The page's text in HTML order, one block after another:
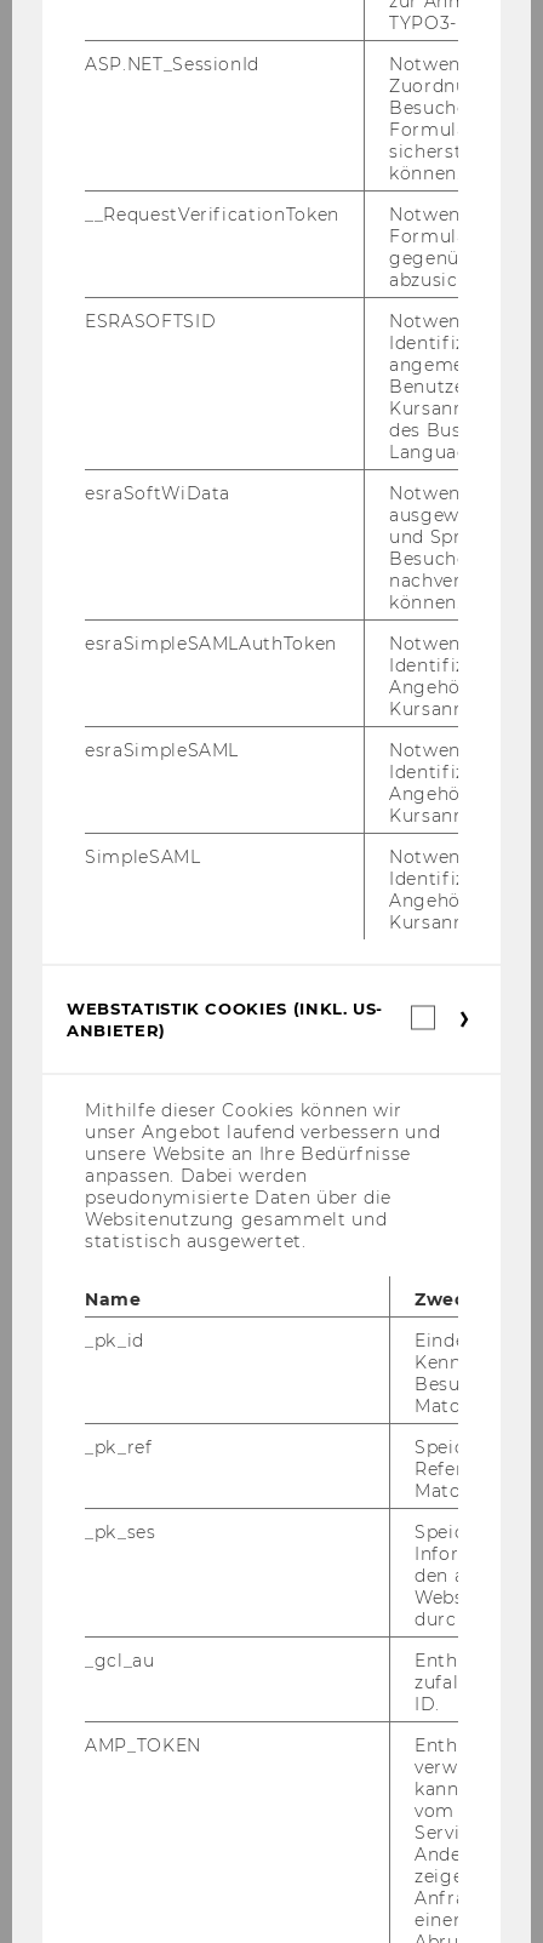
TYPO3-Backend.
ASP.NET_SessionId
Notwendig, um
Zuordnung von
Besucher zu
sicherstellen zu
können.
__RequestVerificationToken
Notwendig, um
gegenüber
abzusichern.
ESRASOFTSID
Notwendig zur
Identifizierung
angemeldeten
Benutzers im
des Business
Language
esraSoftWiData
Notwendig um
ausgewählte
und
Besuchers
nachverfolgen
können.
esraSimpleSAMLAuthToken
Notwendig zur
Identifizierung
Angehörige/r für
Kursanmeldung.
esraSimpleSAML
Notwendig zur
Identifizierung
Angehörige/r für
Kursanmeldung.
SimpleSAML
Notwendig zur
Identifizierung
Angehörige/r für
Kursanmeldung.
WEBSTATISTIK COOKIES (INKL. US-
ANBIETER)
Mithilfe dieser Cookies können wir
unser Angebot laufend verbessern und
unsere Website an Ihre Bedürfnisse
anpassen. Dabei werden
pseudonymisierte Daten über die
Websitenutzung gesammelt und
statistisch ausgewertet.
Name
Zweck
_pk_id
Eindeutige
Besuchers
Matomo.
_pk_ref
Speicherung
Referrers
Matomo.
_pk_ses
Speicherung
den aktuellen
durch
_gcl_au
Enthält eine
ID.
AMP_TOKEN
Enthält ein
verwendet
kann, um
vom AMP-
Service
Andere
zeigen Opt-
Anfrage im
einen Fehler